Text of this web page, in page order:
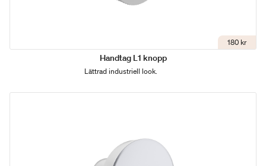
180 kr
Handtag L1 knopp
Lättrad industriell look.